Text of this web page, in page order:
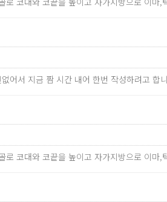
어서 지금 짬 시간 내어 한번 작성하려고
코대와 코끝을 높이고 자가지방으로 이